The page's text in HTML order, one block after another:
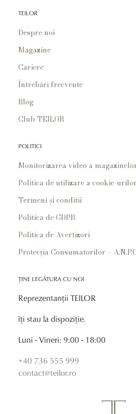
TEILOR
Despre noi
Magazine
Cariere
Întrebări frecvente
Blog
Club TEILOR
POLITICI
Monitorizarea video a
Politica de utilizare a cookie-urilor
Termeni și conditii
Politica de GDPR
Politica de Avertizori
Protecția Consumatorilor –
ȚINE LEGĂTURA CU NOI
Reprezentanții TEILOR
îți stau la dispoziție.
Luni - Vineri: 9:00 - 18:00
+40 736 555 999
contact@teilor.ro